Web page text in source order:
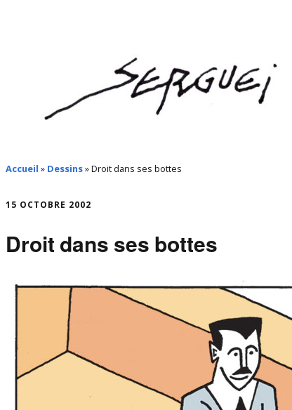
Accueil » Dessins»Droit dans ses bottes
15 OCTOBRE 2002
Droit dans ses bottes